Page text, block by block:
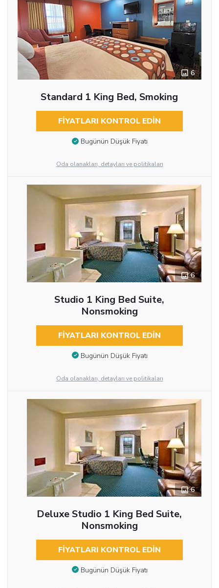
6
Standard 1 King Bed, Smoking
FIYATLARI KONTROL EDIN
Bugünün Düşük Fiyatı
Oda olanakları, detayları ve politikaları
6
Studio 1 King Bed Suite,
Nonsmoking
FIYATLARI KONTROL EDIN
Bugünün Düşük Fiyatı
Oda olanakları, detayları ve politikaları
6
Deluxe Studio 1 King Bed Suite,
Nonsmoking
FIYATLARI KONTROL EDIN
Bugünün Düşük Fiyatı